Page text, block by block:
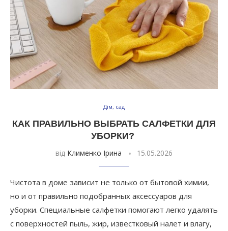
Дім, сад
КАК ПРАВИЛЬНО ВЫБРАТЬ САЛФЕТКИ ДЛЯ
УБОРКИ?
від Клименко Ірина 15.05.2026
Чистота в доме зависит не только от бытовой химии,
но и от правильно подобранных аксессуаров для
уборки. Специальные салфетки помогают легко удалять
с поверхностей пыль, жир, известковый налет и влагу,